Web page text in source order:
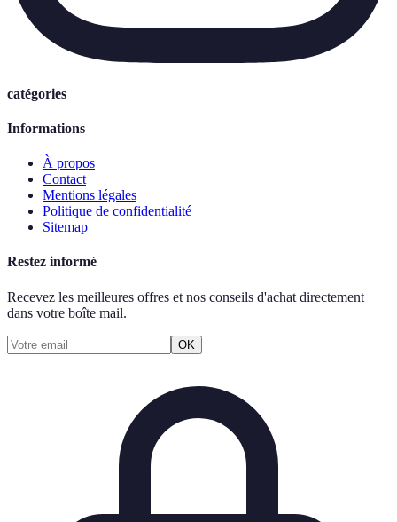
catégories
Informations
À propos
Contact
Mentions légales
Politique de confidentialité
Sitemap
Restez informé
Recevez les meilleures offres et nos conseils d'achat directement
dans votre boîte mail.
OK